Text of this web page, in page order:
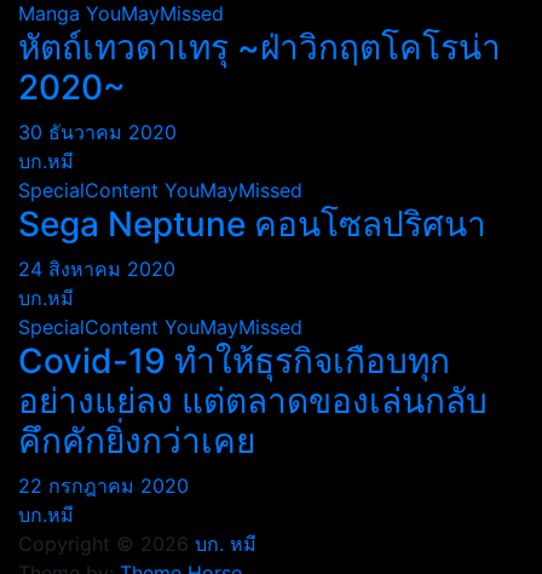
Manga YouMayMissed
หัตถ์เทวดาเทรุ ~ฝ่าวิกฤตโคโรน่า
2020~
30 ธันวาคม 2020
บก.หมี
SpecialContent YouMayMissed
Sega Neptune คอนโซลปริศนา
24 สิงหาคม 2020
บก.หมี
SpecialContent YouMayMissed
Covid-19 ทำให้ธุรกิจเกือบทุก
อย่างแย่ลง แต่ตลาดของเล่นกลับ
คึกคักยิ่งกว่าเคย
22 กรกฎาคม 2020
บก.หมี
Copyright © 2026 บก. หมี